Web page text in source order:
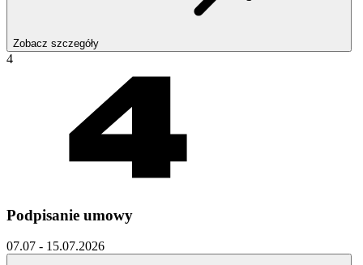
Zobacz szczegóły
4
Podpisanie umowy
07.07 - 15.07.2026